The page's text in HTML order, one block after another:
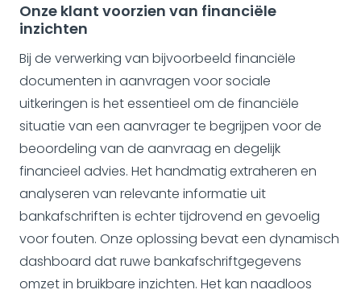
Onze klant voorzien van financiële
inzichten
Bij de verwerking van bijvoorbeeld financiële
documenten in aanvragen voor sociale
uitkeringen is het essentieel om de financiële
situatie van een aanvrager te begrijpen voor de
beoordeling van de aanvraag en degelijk
financieel advies. Het handmatig extraheren en
analyseren van relevante informatie uit
bankafschriften is echter tijdrovend en gevoelig
voor fouten. Onze oplossing bevat een dynamisch
dashboard dat ruwe bankafschriftgegevens
omzet in bruikbare inzichten. Het kan naadloos